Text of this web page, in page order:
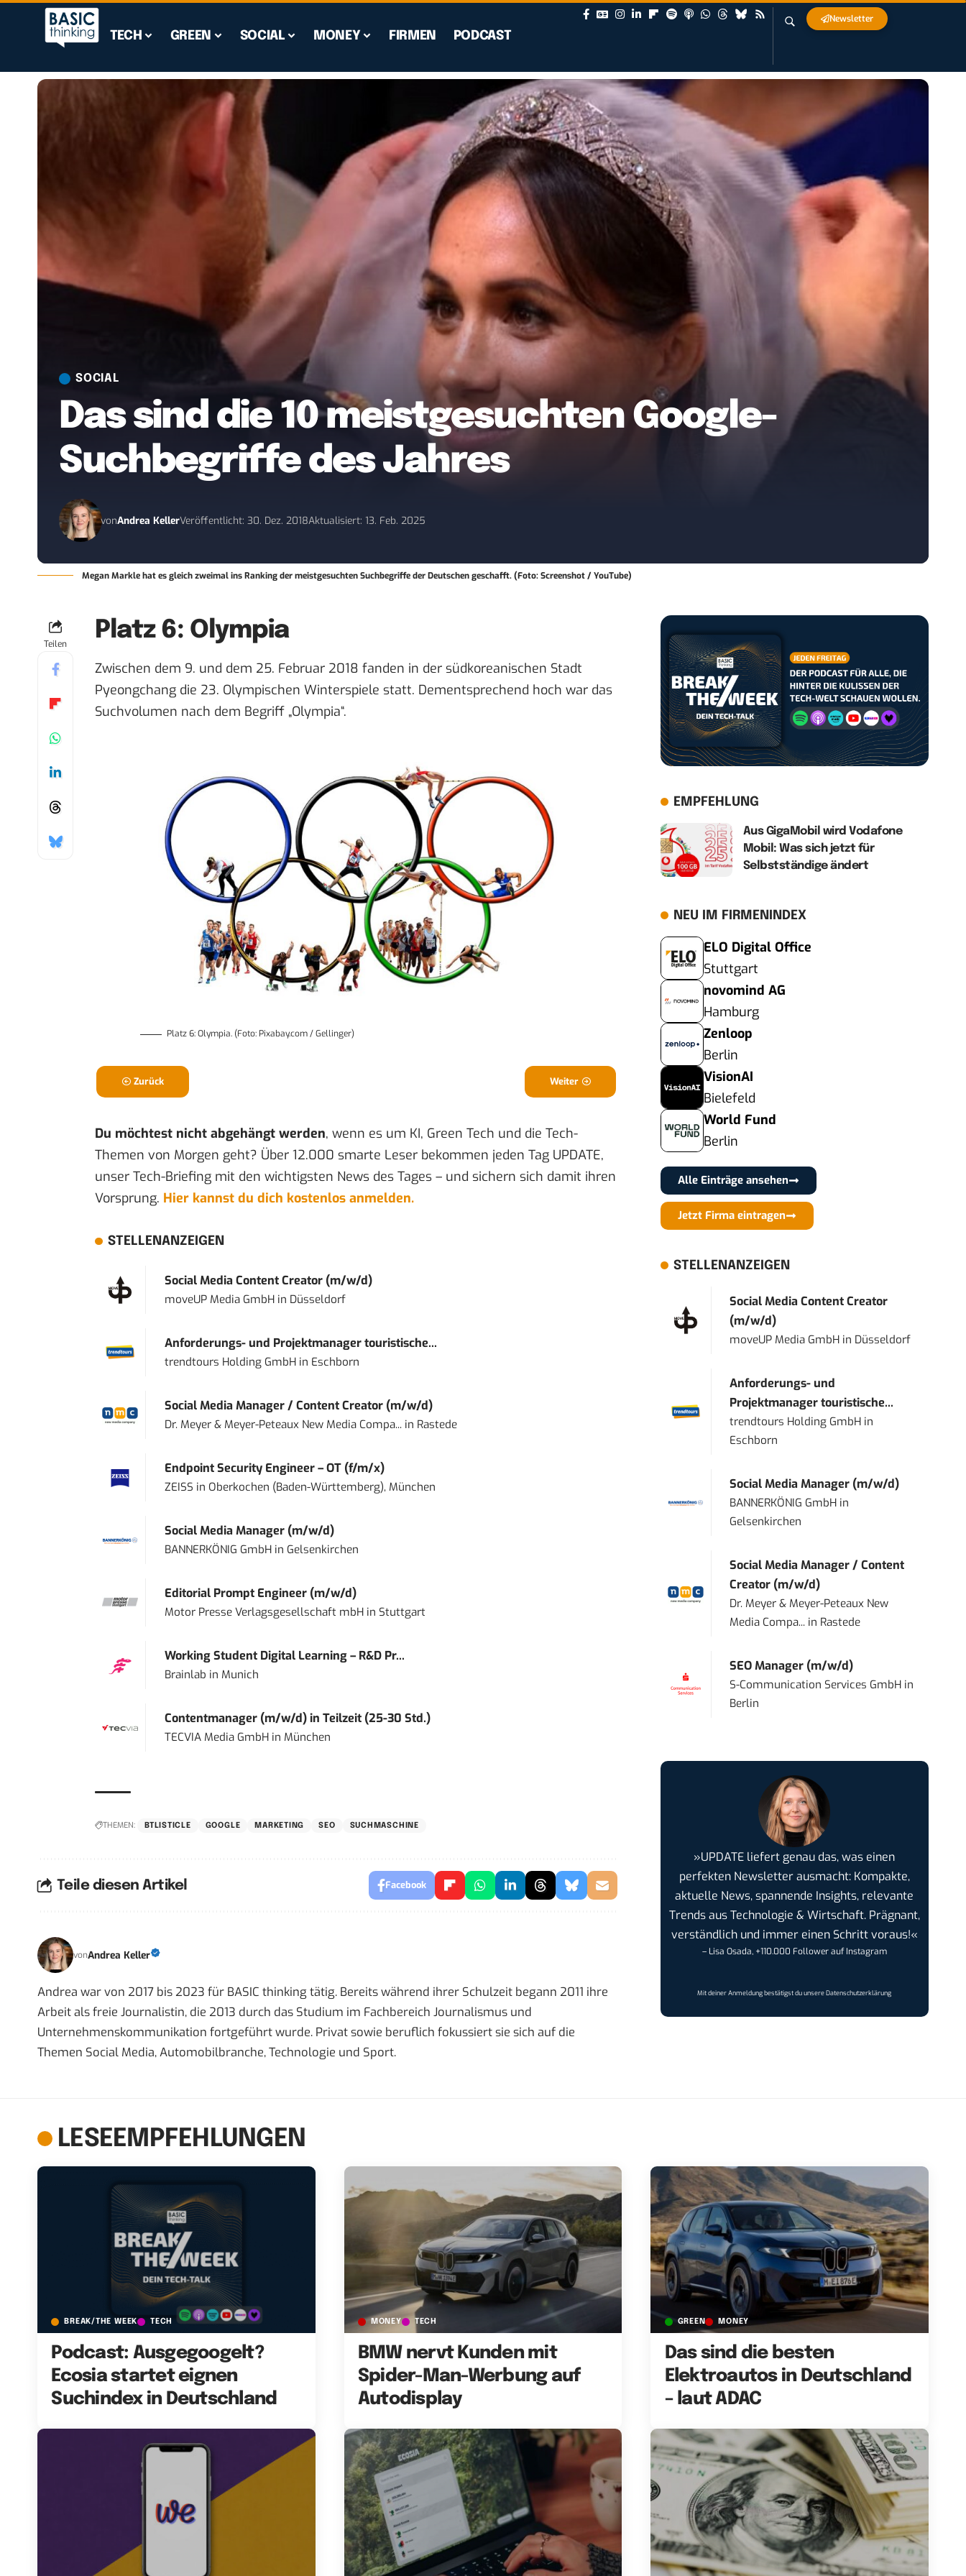
TECH GREEN SOCIAL MONEY FIRMEN PODCAST
Newsletter
SOCIAL
Das sind die 10 meistgesuchten Google-
Suchbegriffe des Jahres
vonAndrea KellerVeröffentlicht: 30. Dez. 2018Aktualisiert: 13. Feb. 2025
Megan Markle hat es gleich zweimal ins Ranking der meistgesuchten Suchbegriffe der Deutschen geschafft. (Foto: Screenshot / YouTube)
Teilen
Platz 6: Olympia
Zwischen dem 9. und dem 25. Februar 2018 fanden in der südkoreanischen Stadt
Pyeongchang die 23. Olympischen Winterspiele statt. Dementsprechend hoch war das
Suchvolumen nach dem Begriff „Olympia“.
Platz 6: Olympia. (Foto: Pixabay.com / Gellinger)
Zurück Weiter
Du möchtest nicht abgehängt werden, wenn es um KI, Green Tech und die Tech-
Themen von Morgen geht? Über 12.000 smarte Leser bekommen jeden Tag UPDATE,
unser Tech-Briefing mit den wichtigsten News des Tages – und sichern sich damit ihren
Vorsprung. Hier kannst du dich kostenlos anmelden.
STELLENANZEIGEN
Social Media Content Creator (m/w/d)
moveUP Media GmbHin Düsseldorf
Anforderungs- und Projektmanager touristische...
trendtours Holding GmbHin Eschborn
Social Media Manager / Content Creator (m/w/d)
Dr. Meyer & Meyer-Peteaux New Media Compa...in Rastede
Endpoint Security Engineer – OT (f/m/x)
ZEISS in Oberkochen (Baden-Württemberg), München
Social Media Manager (m/w/d)
BANNERKÖNIG GmbHin Gelsenkirchen
Editorial Prompt Engineer (m/w/d)
Motor Presse Verlagsgesellschaft mbHin Stuttgart
Working Student Digital Learning – R&D Pr...
Brainlab in Munich
Contentmanager (m/w/d) in Teilzeit (25-30 Std.)
TECVIA Media GmbHin München
THEMEN: BTLISTICLE GOOGLE MARKETING SEO SUCHMASCHINE
Teile diesen Artikel Facebook
vonAndrea Keller
Andrea war von 2017 bis 2023 für BASIC thinking tätig. Bereits während ihrer Schulzeit begann 2011 ihre
Arbeit als freie Journalistin, die 2013 durch das Studium im Fachbereich Journalismus und
Unternehmenskommunikation fortgeführt wurde. Privat sowie beruflich fokussiert sie sich auf die
Themen Social Media, Automobilbranche, Technologie und Sport.
EMPFEHLUNG
Aus GigaMobil wird Vodafone
Mobil: Was sich jetzt für
Selbstständige ändert
NEU IM FIRMENINDEX
ELO Digital Office
Stuttgart
novomind AG
Hamburg
Zenloop
Berlin
VisionAI
Bielefeld
World Fund
Berlin
Alle Einträge ansehen
Jetzt Firma eintragen
STELLENANZEIGEN
Social Media Content Creator
(m/w/d)
moveUP Media GmbH in Düsseldorf
Anforderungs- und
Projektmanager touristische...
trendtours Holding GmbH in
Eschborn
Social Media Manager (m/w/d)
BANNERKÖNIG GmbH in
Gelsenkirchen
Social Media Manager / Content
Creator (m/w/d)
Dr. Meyer & Meyer-Peteaux New
Media Compa... in Rastede
SEO Manager (m/w/d)
S-Communication Services GmbH in
Berlin
»UPDATE liefert genau das, was einen
perfekten Newsletter ausmacht: Kompakte,
aktuelle News, spannende Insights, relevante
Trends aus Technologie & Wirtschaft. Prägnant,
verständlich und immer einen Schritt voraus!«
– Lisa Osada, +110.000 Follower auf Instagram
Mit deiner Anmeldung bestätigst du unsereDatenschutzerklärung
LESEEMPFEHLUNGEN
BREAK/THE WEEK TECH
Podcast: Ausgegoogelt?
Ecosia startet eignen
Suchindex in Deutschland
MONEY TECH
BMW nervt Kunden mit
Spider-Man-Werbung auf
Autodisplay
GREEN MONEY
Das sind die besten
Elektroautos in Deutschland
– laut ADAC